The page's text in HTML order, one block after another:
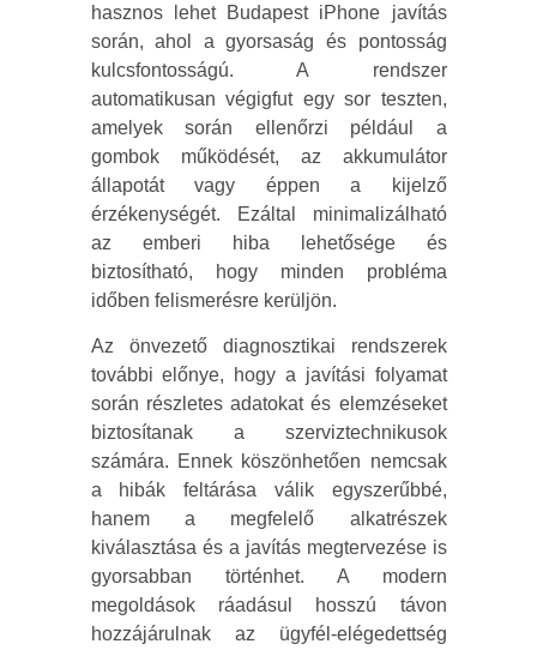
hasznos lehet Budapest iPhone javítás
során, ahol a gyorsaság és pontosság
kulcsfontosságú. A rendszer
automatikusan végigfut egy sor teszten,
amelyek során ellenőrzi például a
gombok működését, az akkumulátor
állapotát vagy éppen a kijelző
érzékenységét. Ezáltal minimalizálható
az emberi hiba lehetősége és
biztosítható, hogy minden probléma
időben felismerésre kerüljön.
Az önvezető diagnosztikai rendszerek
további előnye, hogy a javítási folyamat
során részletes adatokat és elemzéseket
biztosítanak a szerviztechnikusok
számára. Ennek köszönhetően nemcsak
a hibák feltárása válik egyszerűbbé,
hanem a megfelelő alkatrészek
kiválasztása és a javítás megtervezése is
gyorsabban történhet. A modern
megoldások ráadásul hosszú távon
hozzájárulnak az ügyfél-elégedettség